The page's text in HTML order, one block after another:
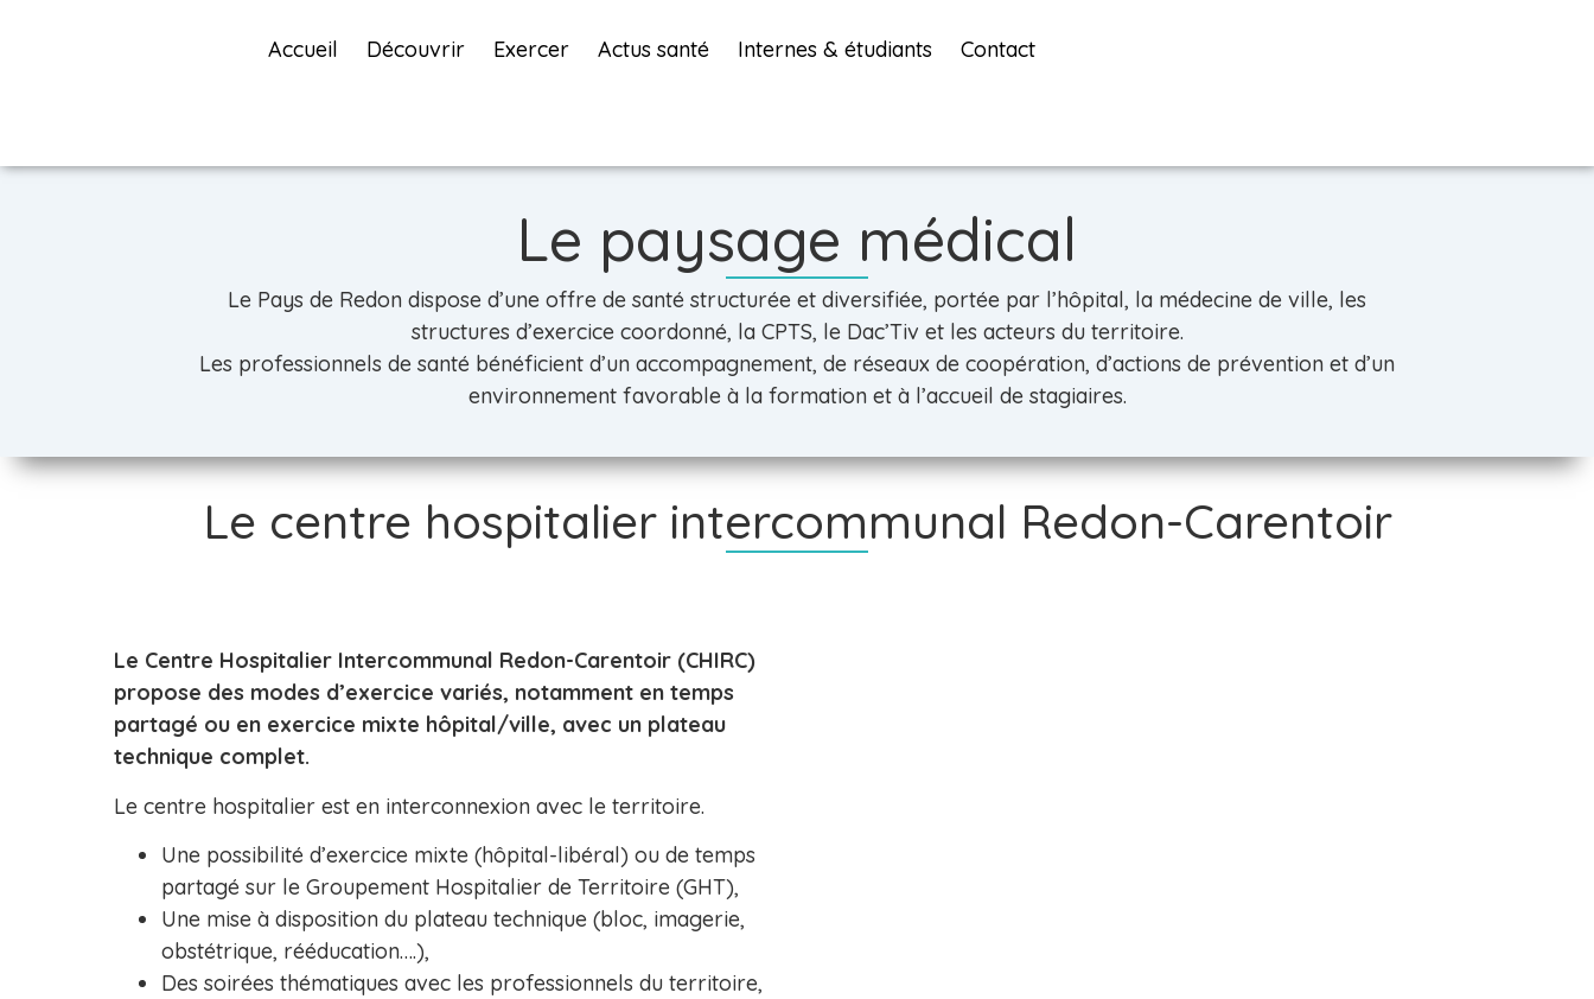
Accueil Découvrir Exercer Actus santé Internes & étudiants Contact
Le paysage médical
Le Pays de Redon dispose d’une offre de santé structurée et diversifiée, portée par l’hôpital, la médecine de ville, les
structures d’exercice coordonné, la CPTS, le Dac’Tiv et les acteurs du territoire.
Les professionnels de santé bénéficient d’un accompagnement, de réseaux de coopération, d’actions de prévention et d’un
environnement favorable à la formation et à l’accueil de stagiaires.
Le centre hospitalier intercommunal Redon-Carentoir
Le Centre Hospitalier Intercommunal Redon-Carentoir (CHIRC)
propose des modes d’exercice variés, notamment en temps
partagé ou en exercice mixte hôpital/ville, avec un plateau
technique complet.
Le centre hospitalier est en interconnexion avec le territoire.
Une possibilité d’exercice mixte (hôpital-libéral) ou de temps
partagé sur le Groupement Hospitalier de Territoire (GHT),
Une mise à disposition du plateau technique (bloc, imagerie,
obstétrique, rééducation….),
Des soirées thématiques avec les professionnels du territoire,